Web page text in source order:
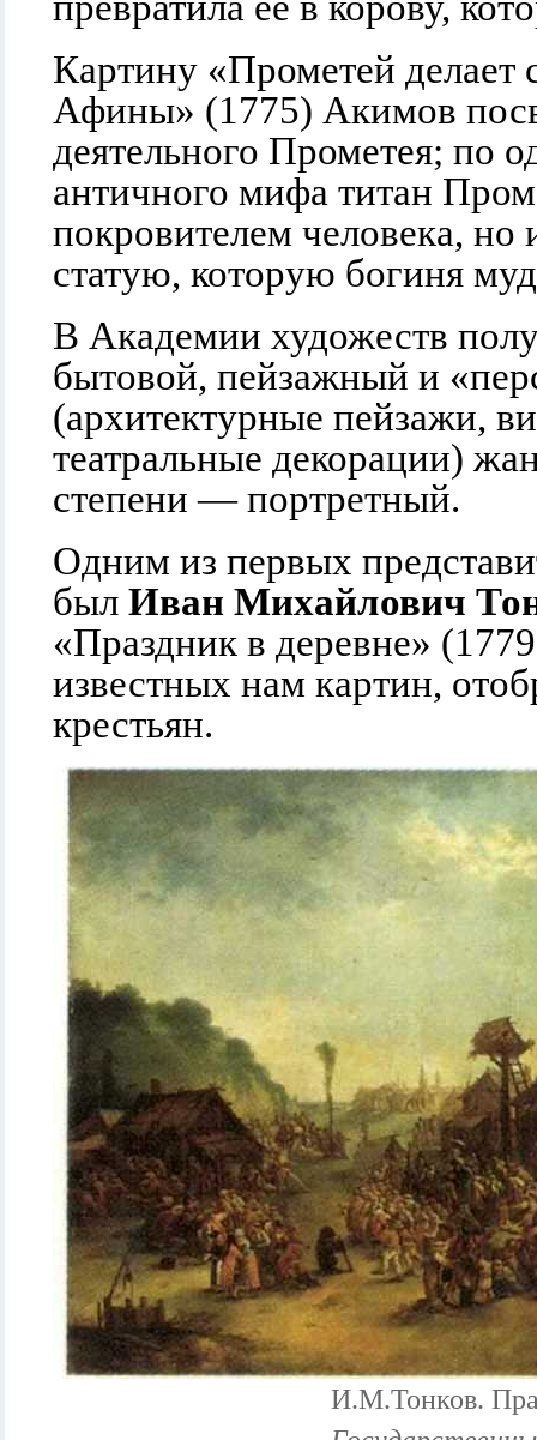
Картину «Прометей делает
Афины» (1775) Акимов
деятельного Прометея; по
античного мифа титан
покровителем человека, но
статую, которую богиня
В Академии художеств
бытовой, пейзажный и
(архитектурные пейзажи,
театральные декорации)
степени — портретный.
Одним из первых
был Иван Михайлович
«Праздник в деревне»
известных нам картин,
крестьян.
И.М.Тонков.